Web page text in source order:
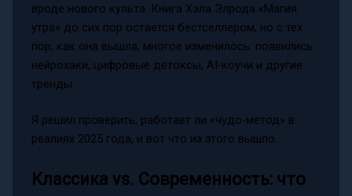
вроде нового культа. Книга Хэла Элрода «Магия
утра» до сих пор остается бестселлером, но с тех
пор, как она вышла, многое изменилось: появились
нейрохаки, цифровые детоксы, AI-коучи и другие
тренды.
Я решил проверить, работает ли «чудо-метод» в
реалиях 2025 года, и вот что из этого вышло.
Классика vs. Современность: что